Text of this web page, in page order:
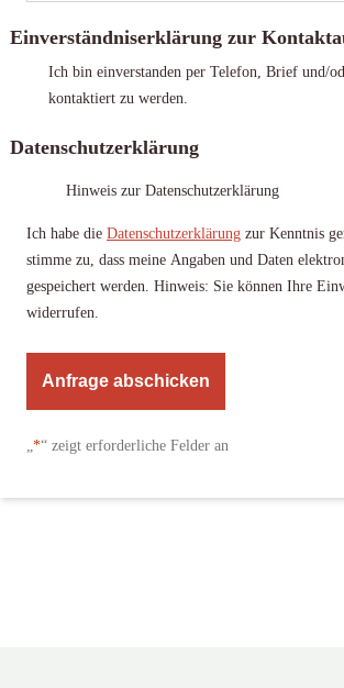
*“ zeigt erforderliche Felder an
Einverständniserklärung zur
Ich bin einverstanden per Telefon, Brief und/
kontaktiert zu werden.
Datenschutzerklärung
Hinweis zur Datenschutzerklärung
Ich habe die Datenschutzerklärung zur Kenntnis
stimme zu, dass meine Angaben und Daten
gespeichert werden. Hinweis: Sie können Ihre
widerrufen.
t
r